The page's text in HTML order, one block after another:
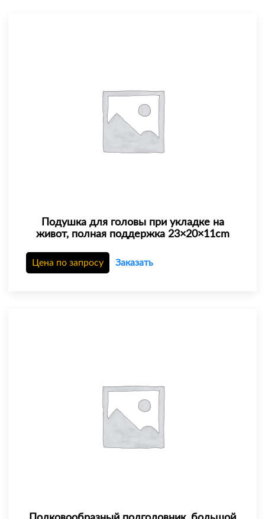
Подушка для головы при укладке на
живот, полная поддержка 23×20×11cm
Цена по запросу Заказать